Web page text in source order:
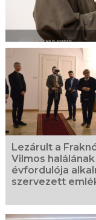
Lezárult a
Vilmos halálának
évfordulója
szervezett